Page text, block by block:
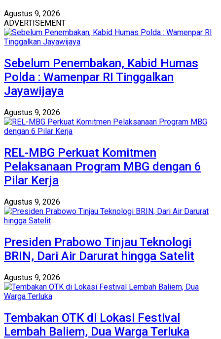
Agustus 9, 2026
ADVERTISEMENT
Sebelum Penembakan, Kabid Humas
Polda : Wamenpar RI Tinggalkan
Jayawijaya
Agustus 9, 2026
‎REL-MBG Perkuat Komitmen
Pelaksanaan Program MBG dengan 6
Pilar Kerja
Agustus 9, 2026
Presiden Prabowo Tinjau Teknologi
BRIN, Dari Air Darurat hingga Satelit
Agustus 9, 2026
Tembakan OTK di Lokasi Festival
Lembah Baliem, Dua Warga Terluka